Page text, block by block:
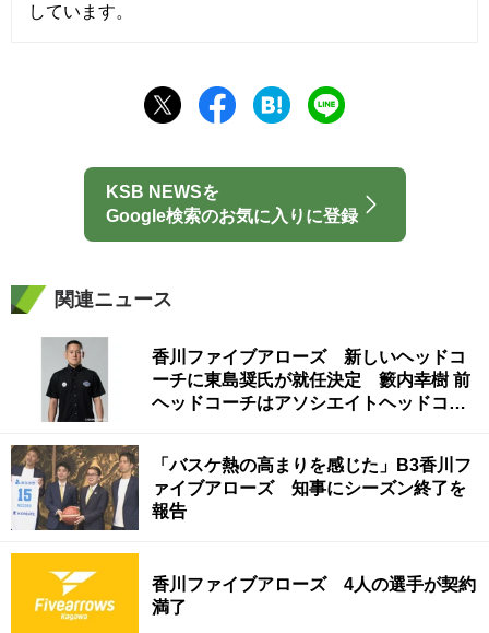
しています。
KSB NEWSを
Google検索のお気に入りに登録
関連ニュース
香川ファイブアローズ 新しいヘッドコ
ーチに東島奨氏が就任決定 籔内幸樹 前
ヘッドコーチはアソシエイトヘッドコー
「バスケ熱の高まりを感じた」B3香川フ
ァイブアローズ 知事にシーズン終了を
報告
香川ファイブアローズ 4人の選手が契約
満了